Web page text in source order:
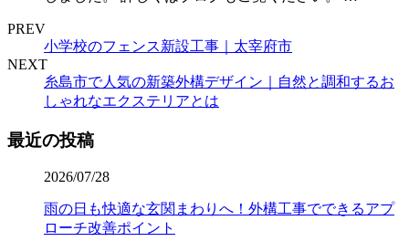
PREV
小学校のフェンス新設工事｜太宰府市
NEXT
糸島市で人気の新築外構デザイン｜自然と調和するお
しゃれなエクステリアとは
最近の投稿
2026/07/28
雨の日も快適な玄関まわりへ！外構工事でできるアプ
ローチ改善ポイント